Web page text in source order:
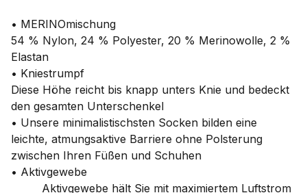
• MERINOmischung
54 % Nylon, 24 % Polyester, 20 % Merinowolle, 2 %
Elastan
• Kniestrumpf
Diese Höhe reicht bis knapp unters Knie und bedeckt
den gesamten Unterschenkel
• Unsere minimalistischsten Socken bilden eine
leichte, atmungsaktive Barriere ohne Polsterung
zwischen Ihren Füßen und Schuhen
• Aktivgewebe
Aktivgewebe hält Sie mit maximiertem Luftstrom